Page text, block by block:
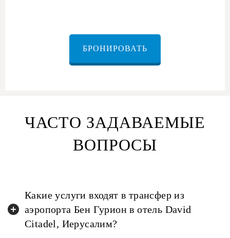
БРОНИРОВАТЬ
ЧАСТО ЗАДАВАЕМЫЕ
ВОПРОСЫ
Какие услуги входят в трансфер из
аэропорта Бен Гурион в отель David
Citadel, Иерусалим?